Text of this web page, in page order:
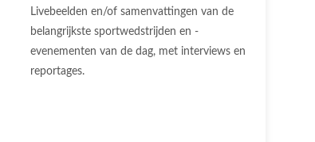
Livebeelden en/of samenvattingen van de
belangrijkste sportwedstrijden en -
evenementen van de dag, met interviews en
reportages.